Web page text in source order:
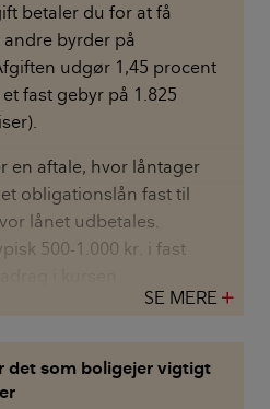
betaler du for at få
byrder på
udgør 1,45 procent
fast gebyr på 1.825
en aftale, hvor låntager
obligationslån fast til
lånet udbetales.
500-1.000 kr. i fast
SE MERE
det som boligejer vigtigt